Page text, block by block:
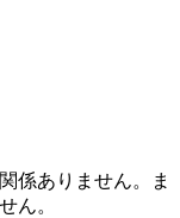
係ありません。ま
ん。